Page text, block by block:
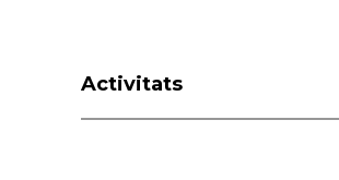
Activitats